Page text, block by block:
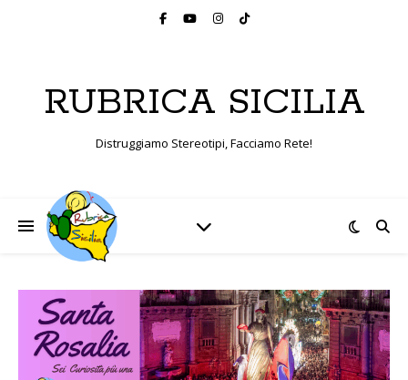
RUBRICA SICILIA
Distruggiamo Stereotipi, Facciamo Rete!